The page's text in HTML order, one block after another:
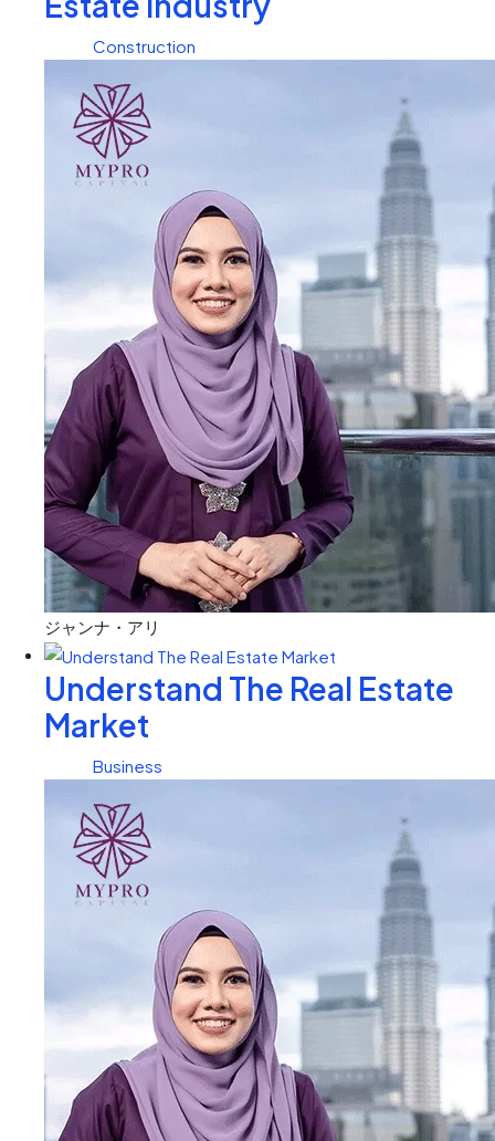
Construction
ジャンナ・アリ
Understand The Real Estate
Market
Business